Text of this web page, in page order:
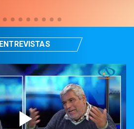
ENTREVISTAS